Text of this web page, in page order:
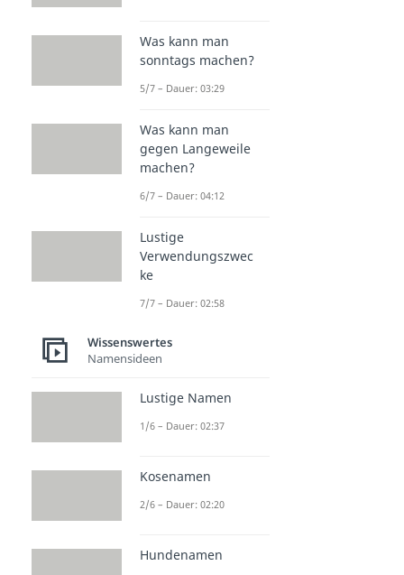
Was kann man
sonntags machen?
5/7 – Dauer: 03:29
Was kann man
gegen Langeweile
machen?
6/7 – Dauer: 04:12
Lustige
Verwendungszwec
ke
7/7 – Dauer: 02:58
Wissenswertes
Namensideen
Lustige Namen
1/6 – Dauer: 02:37
Kosenamen
2/6 – Dauer: 02:20
Hundenamen